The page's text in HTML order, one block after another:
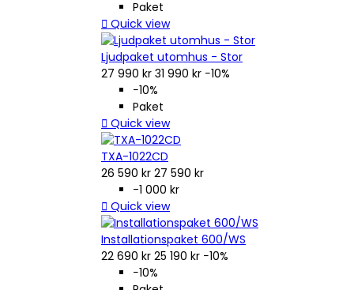
Paket
 Quick view
Ljudpaket utomhus - Stor
27 990 kr 31 990 kr −10%
−10%
Paket
 Quick view
TXA-1022CD
26 590 kr 27 590 kr
-1 000 kr
 Quick view
Installationspaket 600/WS
22 690 kr 25 190 kr −10%
−10%